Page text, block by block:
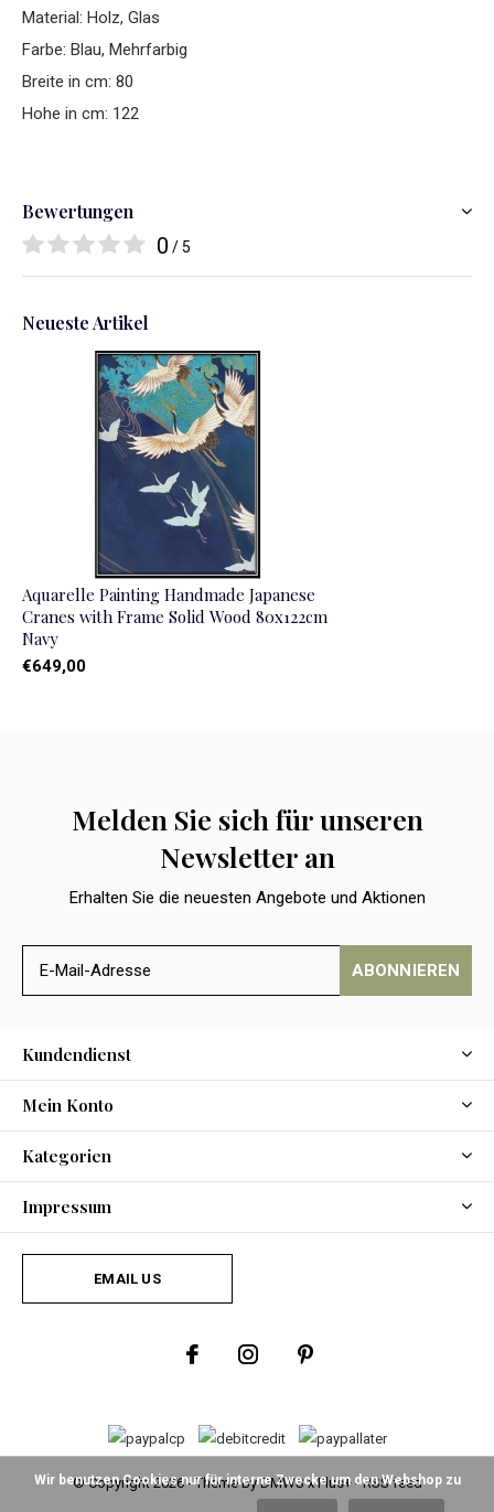
Material: Holz, Glas
Farbe: Blau, Mehrfarbig
Breite in cm: 80
Hohe in cm: 122
Bewertungen
0 / 5
Neueste Artikel
Aquarelle Painting Handmade Japanese
Cranes with Frame Solid Wood 80x122cm
Navy
€649,00
Melden Sie sich für unseren
Newsletter an
Erhalten Sie die neuesten Angebote und Aktionen
ABONNIEREN
Kundendienst
Mein Konto
Kategorien
Impressum
EMAIL US
© Copyright2026- Theme ByDMWSxPlus+-RSS feed
Wir benutzen Cookies nur für interne Zwecke um den Webshop zu